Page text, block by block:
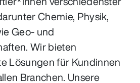
Chemie, Physik,
Geo- und
Wir bieten
Lösungen für Kundinnen
Branchen. Unsere